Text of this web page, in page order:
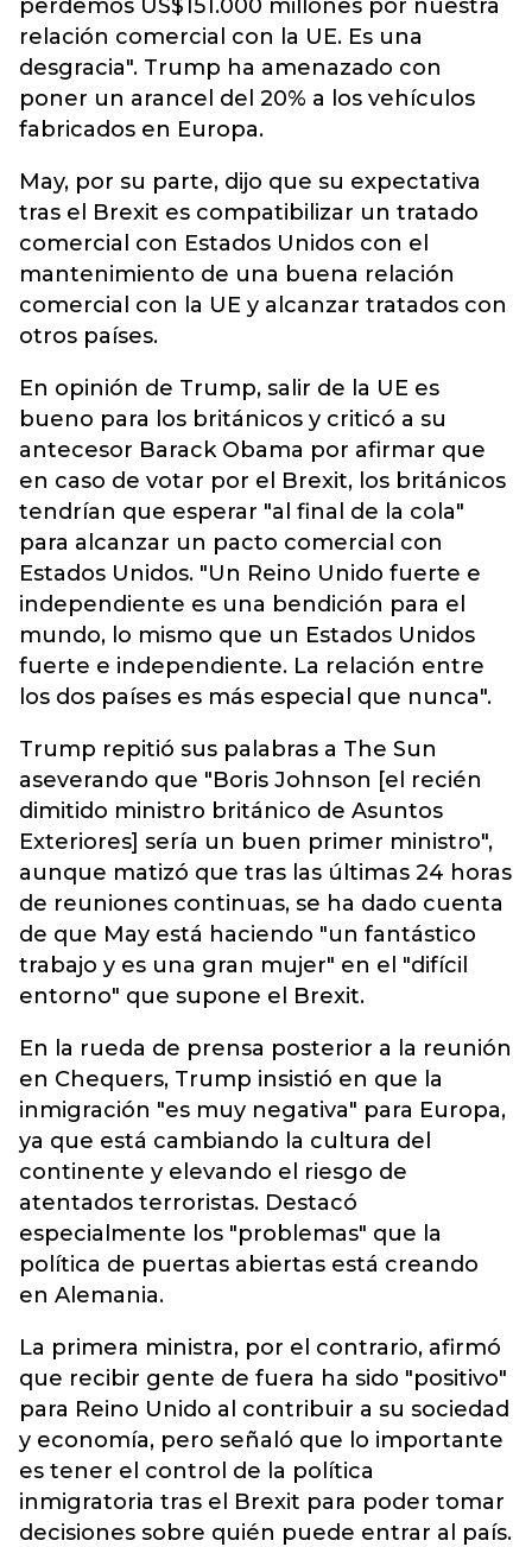
perdemos US$151.000 millones por nuestra
relación comercial con la UE. Es una
desgracia". Trump ha amenazado con
poner un arancel del 20% a los vehículos
fabricados en Europa.
May, por su parte, dijo que su expectativa
tras el Brexit es compatibilizar un tratado
comercial con Estados Unidos con el
mantenimiento de una buena relación
comercial con la UE y alcanzar tratados con
otros países.
En opinión de Trump, salir de la UE es
bueno para los británicos y criticó a su
antecesor Barack Obama por afirmar que
en caso de votar por el Brexit, los británicos
tendrían que esperar "al final de la cola"
para alcanzar un pacto comercial con
Estados Unidos. "Un Reino Unido fuerte e
independiente es una bendición para el
mundo, lo mismo que un Estados Unidos
fuerte e independiente. La relación entre
los dos países es más especial que nunca".
Trump repitió sus palabras a The Sun
aseverando que "Boris Johnson [el recién
dimitido ministro británico de Asuntos
Exteriores] sería un buen primer ministro",
aunque matizó que tras las últimas 24 horas
de reuniones continuas, se ha dado cuenta
de que May está haciendo "un fantástico
trabajo y es una gran mujer" en el "difícil
entorno" que supone el Brexit.
En la rueda de prensa posterior a la reunión
en Chequers, Trump insistió en que la
inmigración "es muy negativa" para Europa,
ya que está cambiando la cultura del
continente y elevando el riesgo de
atentados terroristas. Destacó
especialmente los "problemas" que la
política de puertas abiertas está creando
en Alemania.
La primera ministra, por el contrario, afirmó
que recibir gente de fuera ha sido "positivo"
para Reino Unido al contribuir a su sociedad
y economía, pero señaló que lo importante
es tener el control de la política
inmigratoria tras el Brexit para poder tomar
decisiones sobre quién puede entrar al país.